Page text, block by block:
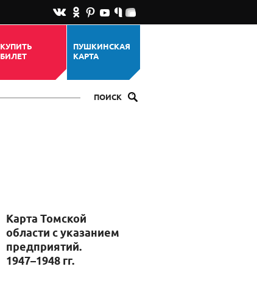
КУПИТЬ
БИЛЕТ
ПУШКИНСКАЯ
КАРТА
ПОИСК
Карта Томской
области с указанием
предприятий.
1947–1948 гг.